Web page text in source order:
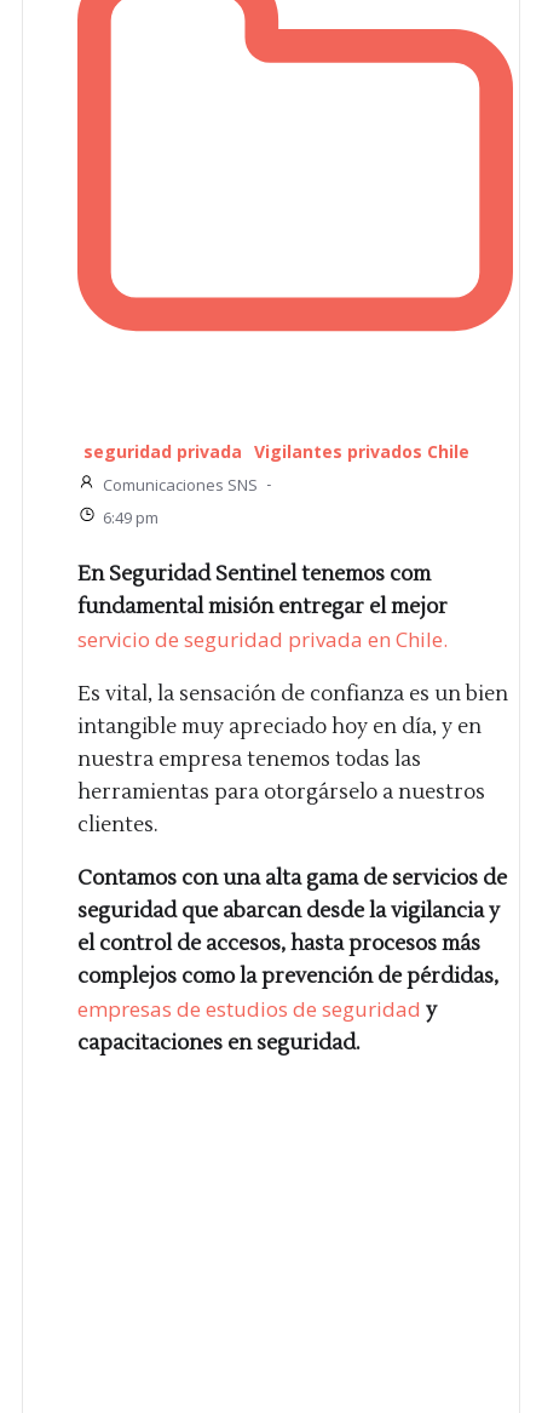
seguridad privada Vigilantes privados Chile
Comunicaciones SNS -
6:49 pm
En Seguridad Sentinel tenemos com
fundamental misión entregar el mejor
servicio de seguridad privada en Chile.
Es vital, la sensación de confianza es un bien
intangible muy apreciado hoy en día, y en
nuestra empresa tenemos todas las
herramientas para otorgárselo a nuestros
clientes.
Contamos con una alta gama de servicios de
seguridad que abarcan desde la vigilancia y
el control de accesos, hasta procesos más
complejos como la prevención de pérdidas,
empresas de estudios de seguridad y
capacitaciones en seguridad.